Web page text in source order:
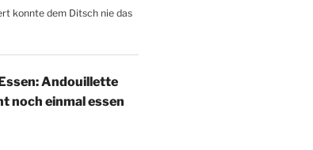
konnte dem Ditsch nie das
Andouillette
noch einmal essen